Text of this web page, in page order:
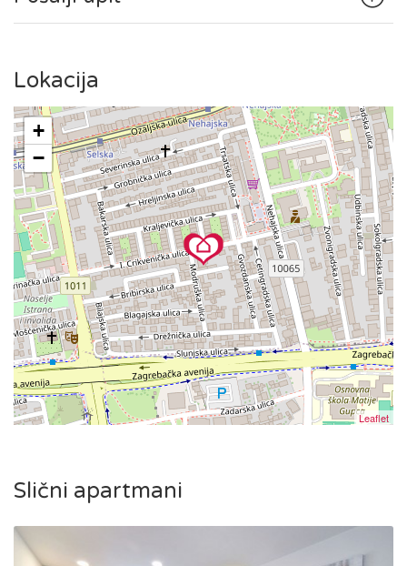
vam je nadohvat ruke.
Tramvajska stanica smještena je u blizini, što omogućuje
jednostavan pristup širem gradskom području.
Lokacija
+
−
Leaflet
Slični apartmani